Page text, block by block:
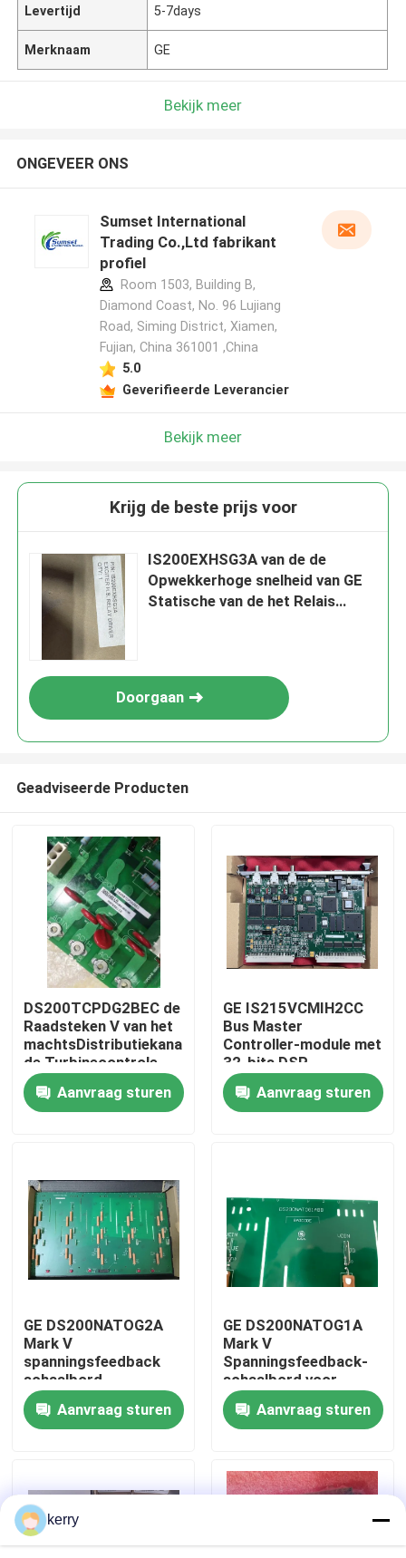
Thuis
Producten
Over ons
Fabriekstocht
Kwaliteitscontrole
Neem contact met ons op
bloggen
Vraag een offerte
ABB 800xa
Levertijd 5-7days
Merknaam GE
Bekijk meer
ONGEVEER ONS
Sumset International
Trading Co.,Ltd fabrikant
profiel
Room 1503, Building B,
Diamond Coast, No. 96 Lujiang
Road, Siming District, Xiamen,
Fujian, China 361001 ,China
5.0
Geverifieerde Leverancier
Bekijk meer
Krijg de beste prijs voor
IS200EXHSG3A van de de
Opwekkerhoge snelheid van GE
Statische van de het Relais
Doorgaan
Geadviseerde Producten
DS200TCPDG2BEC de
Raadsteken V van het
machtsDistributiekanaal
de Turbinecontrole
van Duitsland
Aanvraag sturen
GE IS215VCMIH2CC
Bus Master
Controller-module met
32-bits DSP-
processor en IONet
Ethernet-poorten voor
industriële
Aanvraag sturen
GE DS200NATOG2A
Mark V
spanningsfeedback
schaalbord
Aanvraag sturen
GE DS200NATOG1A
Mark V
Spanningsfeedback-
schaalbord voor
nauwkeurige AC/DC-
spanningsvermindering
met VME-backplane-
Aanvraag sturen
kerry